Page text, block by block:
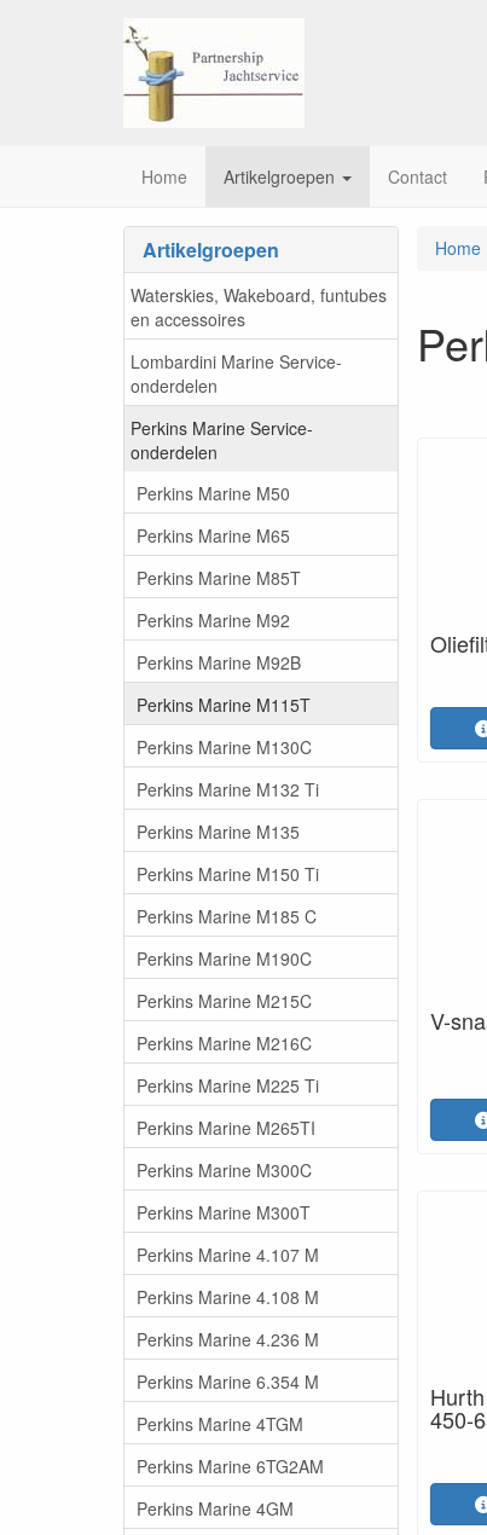
Home Artikelgroepen Contact
Artikelgroepen
Waterskies, Wakeboard, funtubes
en accessoires
Lombardini Marine Service-
onderdelen
Perkins Marine Service-
onderdelen
Perkins Marine M50
Perkins Marine M65
Perkins Marine M85T
Perkins Marine M92
Perkins Marine M92B
Perkins Marine M115T
Perkins Marine M130C
Perkins Marine M132 Ti
Perkins Marine M135
Perkins Marine M150 Ti
Perkins Marine M185 C
Perkins Marine M190C
Perkins Marine M215C
Perkins Marine M216C
Perkins Marine M225 Ti
Perkins Marine M265TI
Perkins Marine M300C
Perkins Marine M300T
Perkins Marine 4.107 M
Perkins Marine 4.108 M
Perkins Marine 4.236 M
Perkins Marine 6.354 M
Perkins Marine 4TGM
Perkins Marine 6TG2AM
Perkins Marine 4GM
Home
V-
450-